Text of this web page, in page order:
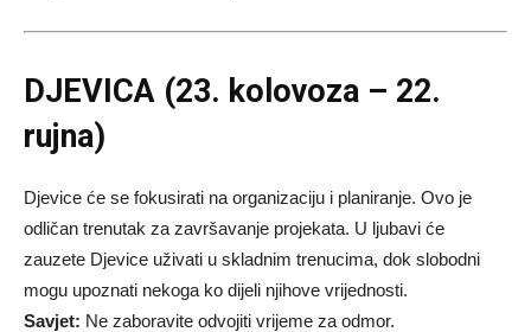
DJEVICA (23. kolovoza – 22.
rujna)
Djevice će se fokusirati na organizaciju i planiranje. Ovo je
odličan trenutak za završavanje projekata. U ljubavi će
zauzete Djevice uživati u skladnim trenucima, dok slobodni
mogu upoznati nekoga ko dijeli njihove vrijednosti.
Savjet: Ne zaboravite odvojiti vrijeme za odmor.